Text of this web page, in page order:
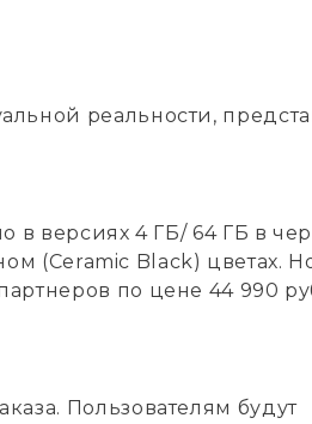
реальности,
в версиях 4 ГБ/ 64 ГБ в
(Ceramic Black) цветах.
по цене 44 990
Пользователям будут